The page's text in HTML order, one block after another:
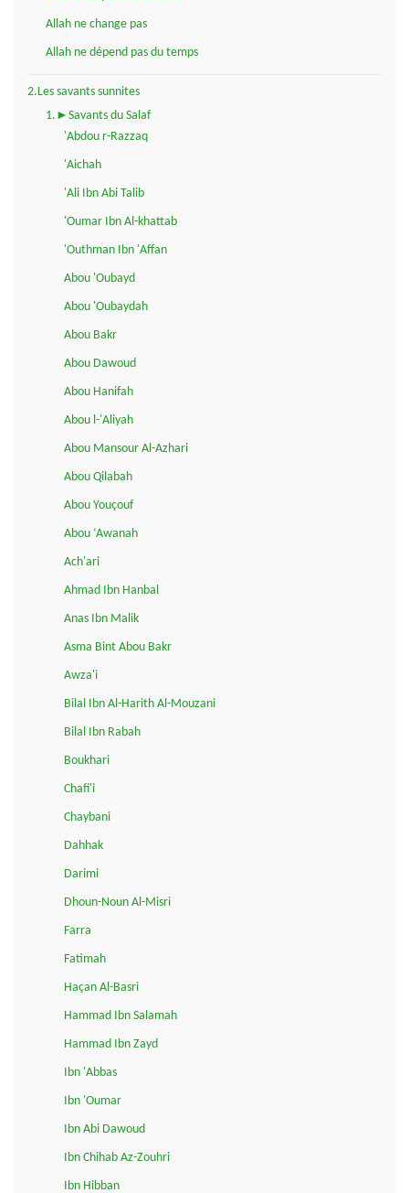
Allah ne change pas
Allah ne dépend pas du temps
2.Les savants sunnites
1.►Savants du Salaf
'Abdou r-Razzaq
'Aichah
'Ali Ibn Abi Talib
'Oumar Ibn Al-khattab
'Outhman Ibn 'Affan
Abou 'Oubayd
Abou 'Oubaydah
Abou Bakr
Abou Dawoud
Abou Hanifah
Abou l-'Aliyah
Abou Mansour Al-Azhari
Abou Qilabah
Abou Youçouf
Abou ‘Awanah
Ach'ari
Ahmad Ibn Hanbal
Anas Ibn Malik
Asma Bint Abou Bakr
Awza'i
Bilal Ibn Al-Harith Al-Mouzani
Bilal Ibn Rabah
Boukhari
Chafi'i
Chaybani
Dahhak
Darimi
Dhoun-Noun Al-Misri
Farra
Fatimah
Haçan Al-Basri
Hammad Ibn Salamah
Hammad Ibn Zayd
Ibn 'Abbas
Ibn 'Oumar
Ibn Abi Dawoud
Ibn Chihab Az-Zouhri
Ibn Hibban